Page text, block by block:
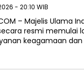
- 20:10 WIB
– Majelis Ulama
resmi memulai
keagamaan